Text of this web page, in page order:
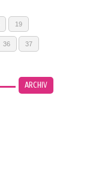
19
36 37
ARCHIV